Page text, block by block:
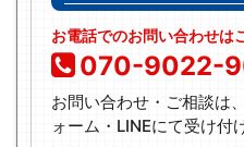
お電話でのお問い合わせは
070-9022-
お問い合わせ・ご相談は
ォーム・LINEにて受け付